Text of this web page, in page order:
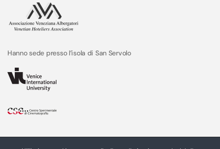
Hanno sede presso l’isola di San Servolo